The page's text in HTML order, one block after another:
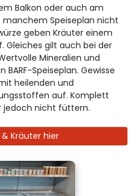
Balkon oder auch am
manchem Speiseplan nicht
geben Kräuter einem
Gleiches gilt auch bei der
Mineralien und
Speiseplan. Gewisse
heilenden und
auf. Komplett
jedoch nicht füttern.
& Kräuter hier